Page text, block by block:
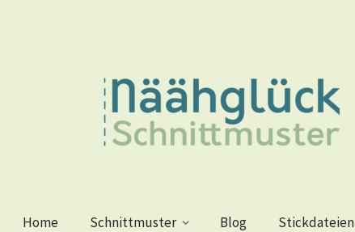
Home Schnittmuster Blog Stickdateien